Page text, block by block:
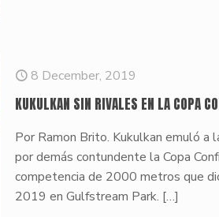
8 December, 2019
KUKULKAN SIN RIVALES EN LA COPA
Por Ramon Brito. Kukulkan emuló a
por demás contundente la Copa
competencia de 2000 metros que
2019 en Gulfstream Park. […]